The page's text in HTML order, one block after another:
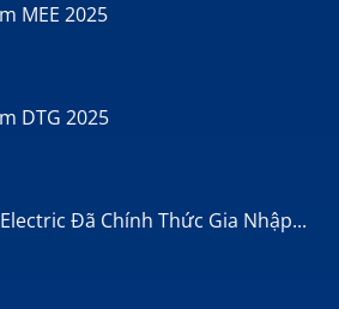
MEE 2025
DTG 2025
Đã Chính Thức Gia Nhập...